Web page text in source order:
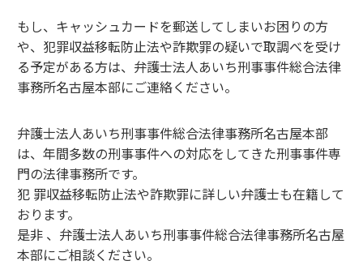
もし、キャッシュカードを郵送してしまいお困りの方
や、犯罪収益移転防止法や詐欺罪の疑いで取調べを受け
る予定がある方は、弁護士法人あいち刑事事件総合法律
事務所名古屋本部にご連絡ください。
弁護士法人あいち刑事事件総合法律事務所名古屋本部
は、年間多数の刑事事件への対応をしてきた刑事事件専
門の法律事務所です。
犯 罪収益移転防止法や詐欺罪に詳しい弁護士も在籍して
おります。
是非 、弁護士法人あいち刑事事件総合法律事務所名古屋
本部にご相談ください。